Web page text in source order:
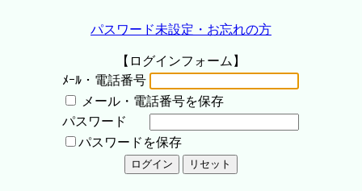
パスワード未設定・お忘れの方
【ログインフォーム】
ﾒｰﾙ・電話番号
メール・電話番号を保存
パスワード
パスワードを保存